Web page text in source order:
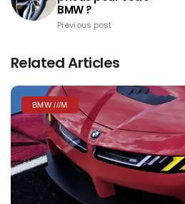
BMW ?
Previous post
Related Articles
BMW ///M